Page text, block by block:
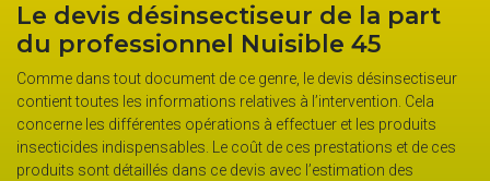
Le devis désinsectiseur de la part
du professionnel Nuisible 45
Comme dans tout document de ce genre, le devis désinsectiseur
contient toutes les informations relatives à l’intervention. Cela
concerne les différentes opérations à effectuer et les produits
insecticides indispensables. Le coût de ces prestations et de ces
produits sont détaillés dans ce devis avec l’estimation des